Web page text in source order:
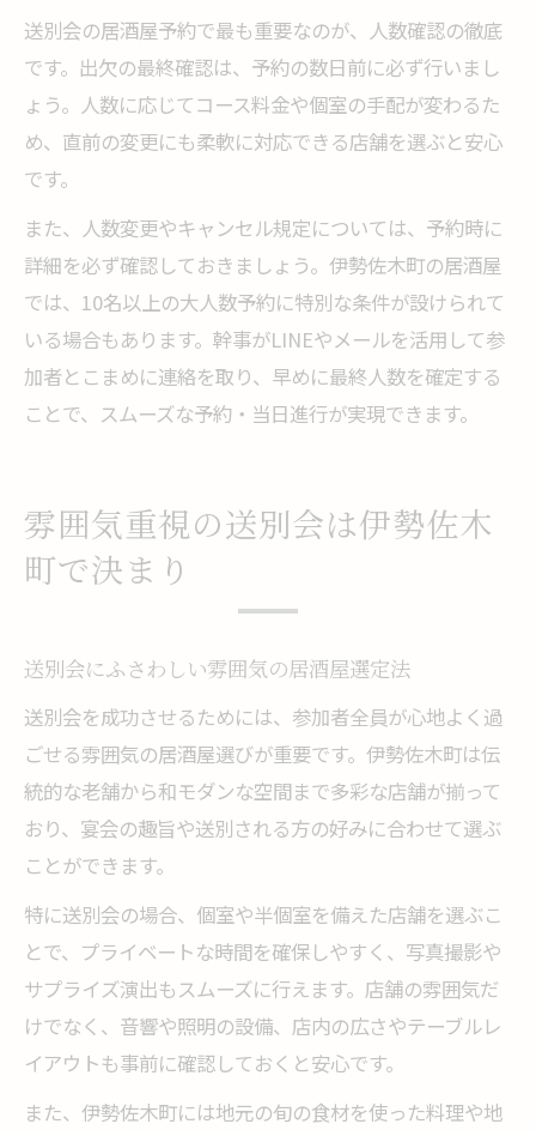
送別会の居酒屋予約で最も重要なのが、人数確認の徹底
です。出欠の最終確認は、予約の数日前に必ず行いまし
ょう。人数に応じてコース料金や個室の手配が変わるた
め、直前の変更にも柔軟に対応できる店舗を選ぶと安心
です。
また、人数変更やキャンセル規定については、予約時に
詳細を必ず確認しておきましょう。伊勢佐木町の居酒屋
では、10名以上の大人数予約に特別な条件が設けられて
いる場合もあります。幹事がLINEやメールを活用して参
加者とこまめに連絡を取り、早めに最終人数を確定する
ことで、スムーズな予約・当日進行が実現できます。
雰囲気重視の送別会は伊勢佐木
町で決まり
送別会にふさわしい雰囲気の居酒屋選定法
送別会を成功させるためには、参加者全員が心地よく過
ごせる雰囲気の居酒屋選びが重要です。伊勢佐木町は伝
統的な老舗から和モダンな空間まで多彩な店舗が揃って
おり、宴会の趣旨や送別される方の好みに合わせて選ぶ
ことができます。
特に送別会の場合、個室や半個室を備えた店舗を選ぶこ
とで、プライベートな時間を確保しやすく、写真撮影や
サプライズ演出もスムーズに行えます。店舗の雰囲気だ
けでなく、音響や照明の設備、店内の広さやテーブルレ
イアウトも事前に確認しておくと安心です。
また、伊勢佐木町には地元の旬の食材を使った料理や地